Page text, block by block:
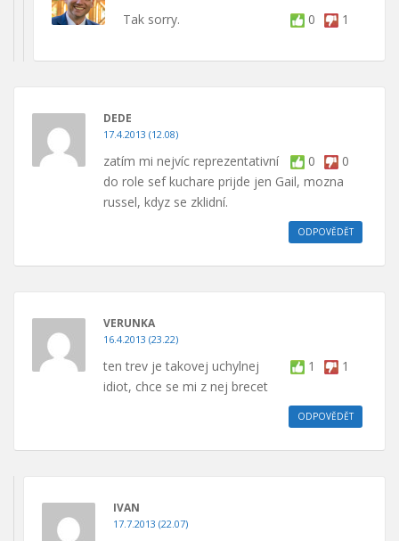
0 1
Tak sorry.
DEDE
17.4.2013 (12.08)
0 0
zatím mi nejvíc reprezentativní
do role sef kuchare prijde jen Gail, mozna
russel, kdyz se zklidní.
ODPOVĚDĚT
VERUNKA
16.4.2013 (23.22)
1 1
ten trev je takovej uchylnej
idiot, chce se mi z nej brecet
ODPOVĚDĚT
IVAN
17.7.2013 (22.07)